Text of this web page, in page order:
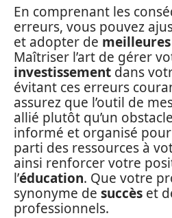
En comprenant les
erreurs, vous pouvez
et adopter de
Maîtriser l’art de gérer
investissement dans
évitant ces erreurs
assurez que l’outil de
allié plutôt qu’un
informé et organisé
parti des ressources à
ainsi renforcer votre
l’éducation. Que votre
synonyme de succès et
professionnels.